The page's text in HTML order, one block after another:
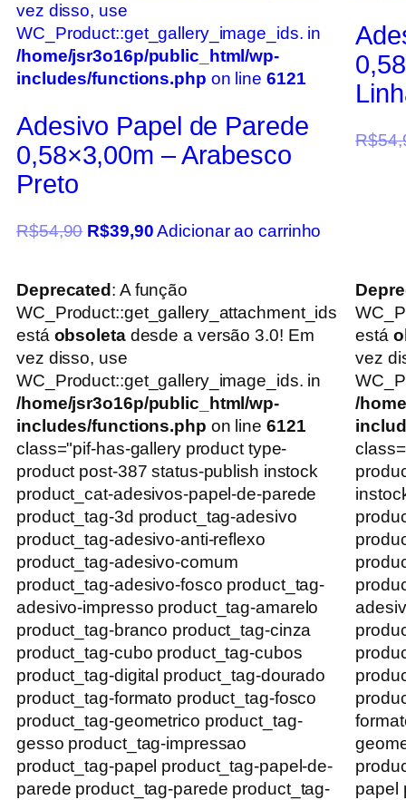
vez disso, use
WC_Product::get_gallery_image_ids. in
/home/jsr3o16p/public_html/wp-
includes/functions.php on line 6121
Adesivo Papel de Parede
0,58×3,00m – Arabesco
Preto
R$54,90 R$39,90 Adicionar ao carrinho
R$
Deprecated : A função
WC_Product::get_gallery_attachment_ids
está obsoletadesde a versão 3.0! Em
vez disso, use
WC_Product::get_gallery_image_ids. in
/home/jsr3o16p/public_html/wp-
includes/functions.php on line 6121
class="pif-has-gallery product type-
product post-387 status-publish instock
product_cat-adesivos-papel-de-parede
product_tag-3d product_tag-adesivo
product_tag-adesivo-anti-reflexo
product_tag-adesivo-comum
product_tag-adesivo-fosco product_tag-
adesivo-impresso product_tag-amarelo
product_tag-branco product_tag-cinza
product_tag-cubo product_tag-cubos
product_tag-digital product_tag-dourado
product_tag-formato product_tag-fosco
product_tag-geometrico product_tag-
gesso product_tag-impressao
product_tag-papel product_tag-papel-de-
parede product_tag-parede product_tag-
está
vez
/
papel